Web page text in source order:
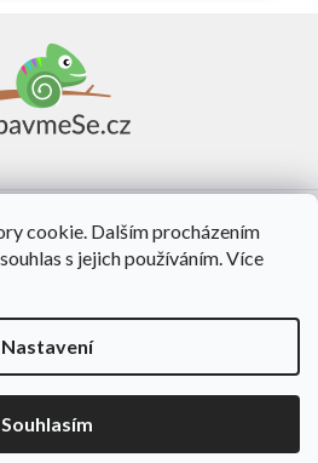
cookie. Dalším procházením
s jejich používáním. Více
Nastavení
Souhlasím
Vytvořil Shoptet